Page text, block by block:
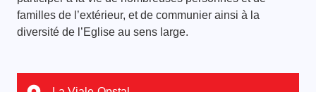
familles de l’extérieur, et de communier ainsi à la
diversité de l’Eglise au sens large.